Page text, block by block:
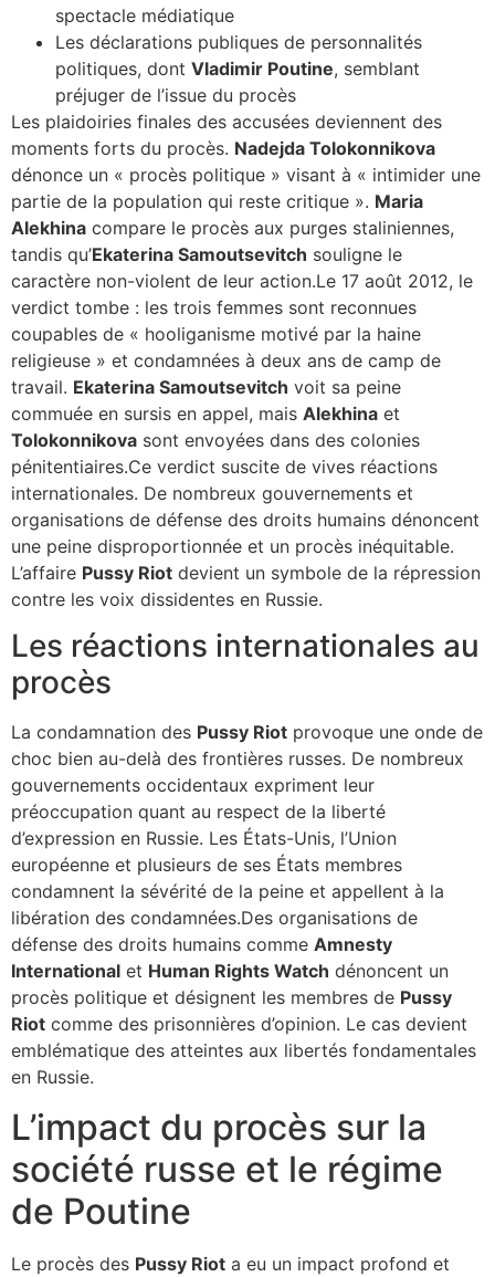
spectacle médiatique
Les déclarations publiques de personnalités
politiques, dont Vladimir Poutine, semblant
préjuger de l’issue du procès
Les plaidoiries finales des accusées deviennent des
moments forts du procès. Nadejda Tolokonnikova
dénonce un « procès politique » visant à « intimider une
partie de la population qui reste critique ». Maria
Alekhina compare le procès aux purges staliniennes,
tandis qu’Ekaterina Samoutsevitch souligne le
caractère non-violent de leur action.Le 17 août 2012, le
verdict tombe : les trois femmes sont reconnues
coupables de « hooliganisme motivé par la haine
religieuse » et condamnées à deux ans de camp de
travail. Ekaterina Samoutsevitch voit sa peine
commuée en sursis en appel, mais Alekhina et
Tolokonnikova sont envoyées dans des colonies
pénitentiaires.Ce verdict suscite de vives réactions
internationales. De nombreux gouvernements et
organisations de défense des droits humains dénoncent
une peine disproportionnée et un procès inéquitable.
L’affaire Pussy Riot devient un symbole de la répression
contre les voix dissidentes en Russie.
Les réactions internationales au
procès
La condamnation des Pussy Riot provoque une onde de
choc bien au-delà des frontières russes. De nombreux
gouvernements occidentaux expriment leur
préoccupation quant au respect de la liberté
d’expression en Russie. Les États-Unis, l’Union
européenne et plusieurs de ses États membres
condamnent la sévérité de la peine et appellent à la
libération des condamnées.Des organisations de
défense des droits humains comme Amnesty
International et Human Rights Watch dénoncent un
procès politique et désignent les membres de Pussy
Riot comme des prisonnières d’opinion. Le cas devient
emblématique des atteintes aux libertés fondamentales
en Russie.
L’impact du procès sur la
société russe et le régime
de Poutine
Le procès des Pussy Riot a eu un impact profond et